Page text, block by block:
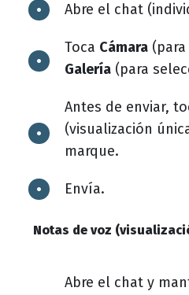
Abre el chat
Toca Cámara
Galería (para
Antes de enviar,
(visualización
marque.
Envía.
Notas de voz
Abre el chat y